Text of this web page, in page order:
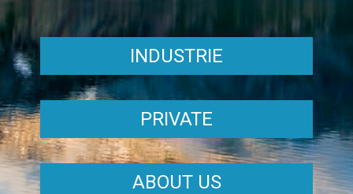
INDUSTRIE
PRIVATE
ABOUT US